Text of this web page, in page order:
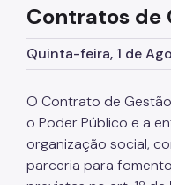
Fale Conosco
Contratos de
Quinta-feira, 1 de
O Contrato de
o Poder Público e a
organização social,
parceria para